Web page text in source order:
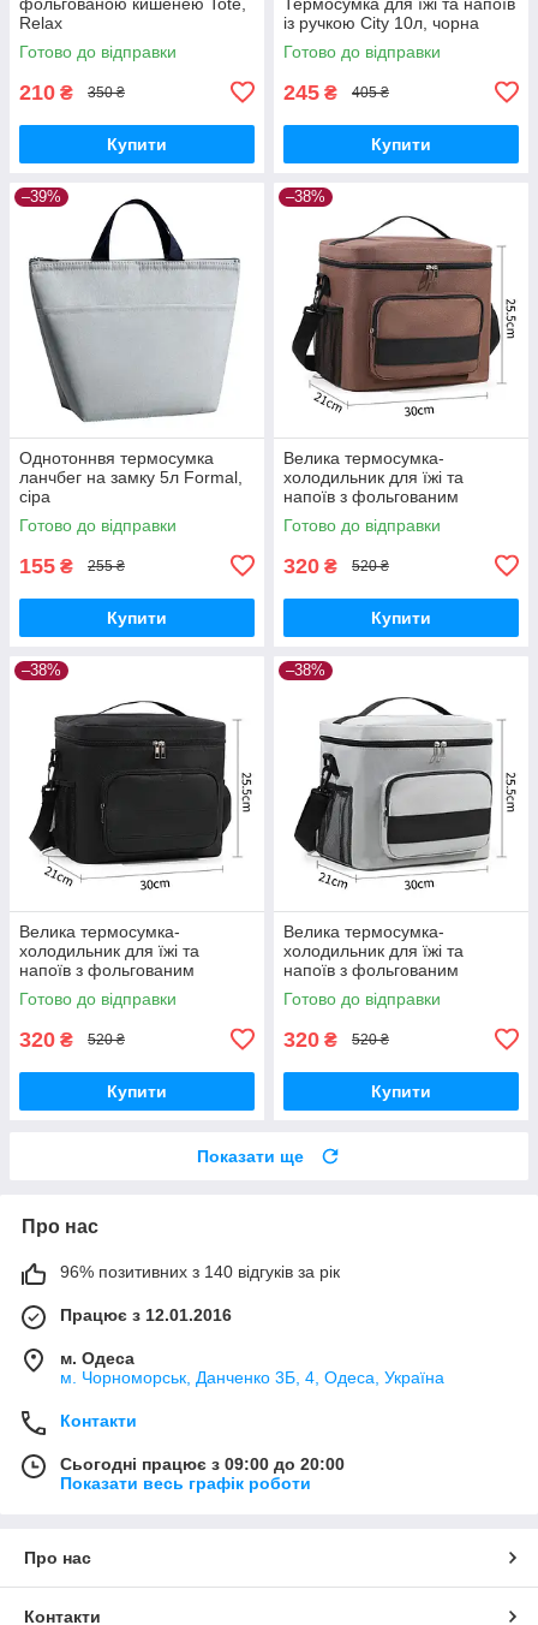
Relax
Готово до відправки
210 ₴ 350 ₴
Купити
із ручкою City 10л, чорна
Готово до відправки
245 ₴ 405 ₴
Купити
–39%
Однотоннвя термосумка
ланчбег на замку 5л Formal,
сіра
Готово до відправки
155 ₴ 255 ₴
Купити
–38%
Велика термосумка-
холодильник для їжі та
напоїв з фольгованим
покриттям TermoLine 16л,
коричнева
Готово до відправки
320 ₴ 520 ₴
Купити
–38%
Велика термосумка-
холодильник для їжі та
напоїв з фольгованим
покриттям TermoLine 16л,
чорна
Готово до відправки
320 ₴ 520 ₴
Купити
–38%
Велика термосумка-
холодильник для їжі та
напоїв з фольгованим
покриттям TermoLine 16л,
сіра
Готово до відправки
320 ₴ 520 ₴
Купити
Показати ще
Про нас
96% позитивних з 140 відгуків за рік
Працює з 12.01.2016
м. Одеса
м. Чорноморськ, Данченко 3Б, 4, Одеса, Україна
Контакти
Сьогодні працює з 09:00 до 20:00
Показати весь графік роботи
Про нас
Контакти